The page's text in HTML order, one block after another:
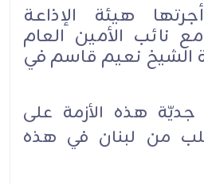
هيئة الإذاعة
البريطانية BBC مع نائب الأمين العام
الشيخ نعيم قاسم في
هذه الأزمة على
من لبنان في هذه